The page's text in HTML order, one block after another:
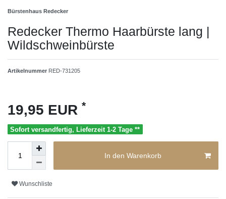
Bürstenhaus Redecker
Redecker Thermo Haarbürste lang |
Wildschweinbürste
Artikelnummer RED-731205
19,95 EUR *
Sofort versandfertig, Lieferzeit 1-2 Tage **
In den Warenkorb
Wunschliste